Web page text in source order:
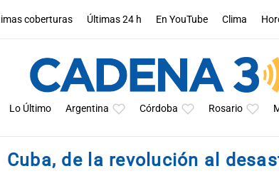
coberturas Últimas 24 h En YouTube Clima
Lo Último Argentina Córdoba Rosario
Cuba, de la revolución al